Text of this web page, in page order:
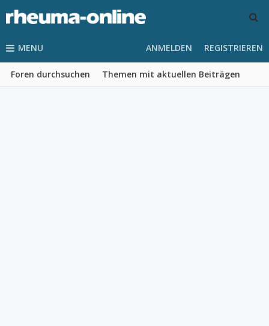
MENU
Foren durchsuchen Themen mit aktuellen Beiträgen
ANMELDEN REGISTRIEREN